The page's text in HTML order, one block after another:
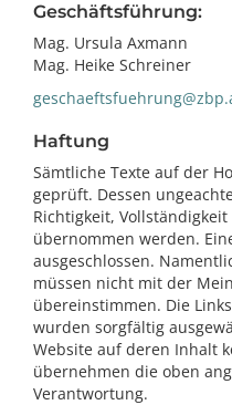
Geschäftsführung:
Mag. Ursula Axmann
Mag. Heike Schreiner
Haftung
Sämtliche Texte auf der
geprüft. Dessen
Richtigkeit,
übernommen werden.
ausgeschlossen.
müssen nicht mit der
übereinstimmen. Die
wurden sorgfältig
Website auf deren Inhalt
übernehmen die oben
Verantwortung.